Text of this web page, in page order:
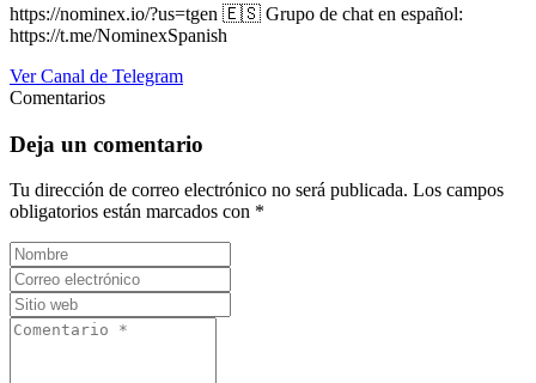
https://nominex.io/?us=tgen 🇪🇸 Grupo de chat en español:
https://t.me/NominexSpanish
Ver Canal de Telegram
Comentarios
Deja un comentario
Tu dirección de correo electrónico no será publicada. Los campos
obligatorios están marcados con *